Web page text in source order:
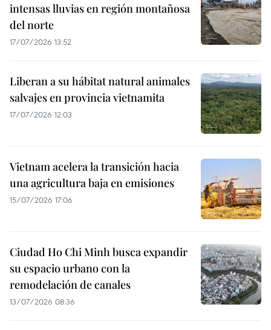
intensas lluvias en región montañosa
del norte
17/07/2026 13:52
Liberan a su hábitat natural animales
salvajes en provincia vietnamita
17/07/2026 12:03
Vietnam acelera la transición hacia
una agricultura baja en emisiones
15/07/2026 17:06
Ciudad Ho Chi Minh busca expandir
su espacio urbano con la
remodelación de canales
13/07/2026 08:36